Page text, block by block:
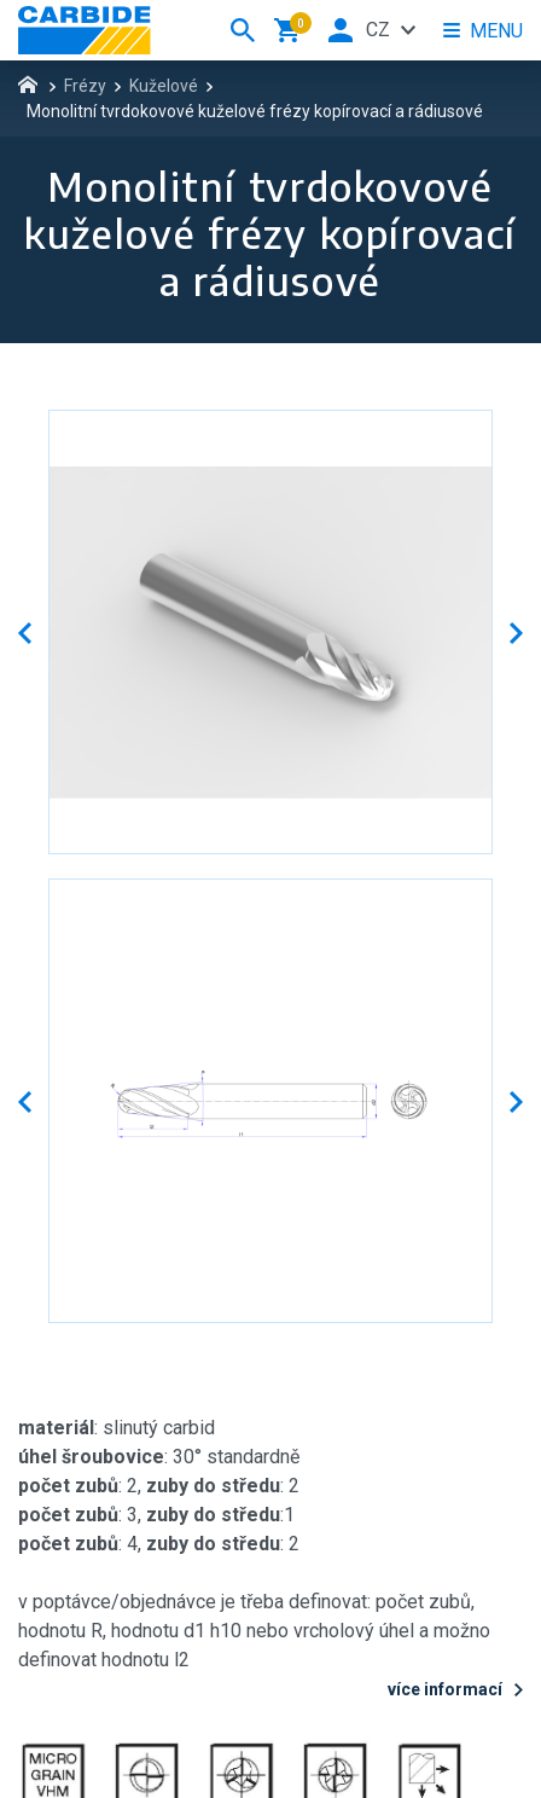
Frézy
Kuželové
Monolitní tvrdokovové kuželové frézy kopírovací a rádiusové
Monolitní tvrdokovové
kuželové frézy kopírovací
a rádiusové
materiál : slinutý carbid
úhel šroubovice: 30° standardně
počet zubů: 2, zuby do středu: 2
počet zubů: 3, zuby do středu:1
počet zubů: 4, zuby do středu: 2
v poptávce/objednávce je třeba definovat: počet zubů,
hodnotu R, hodnotu d1 h10 nebo vrcholový úhel a možno
definovat hodnotu l2
více informací
0 MENU
CZ